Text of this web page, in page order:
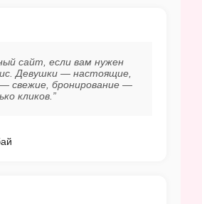
сайт, если вам нужен
Девушки — настоящие,
свежие, бронирование —
кликов.”